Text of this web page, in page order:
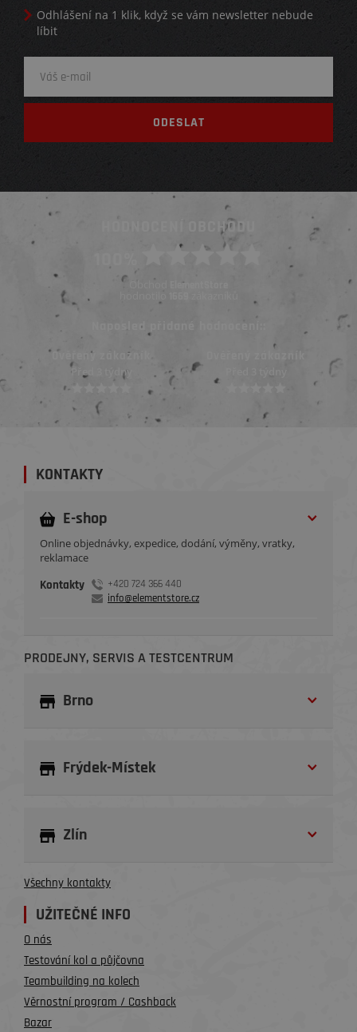
Odhlášení na 1 klik, když se vám newsletter nebude
líbit
HODNOCENÍ OBCHODU
Obchod ElementStore
hodnotilo
Naposled přidané hodnocení::
Ověřený zákazník
Před 3 týdny
KONTAKTY
E-shop
Online objednávky, expedice, dodání, výměny, vratky,
reklamace
Kontakty
+420 724 366 440
info@elementstore.cz
PRODEJNY, SERVIS A TESTCENTRUM
Brno
Frýdek-Místek
Zlín
Všechny kontakty
UŽITEČNÉ INFO
O nás
Testování kol a půjčovna
Teambuilding na kolech
Věrnostní program / Cashback
Bazar